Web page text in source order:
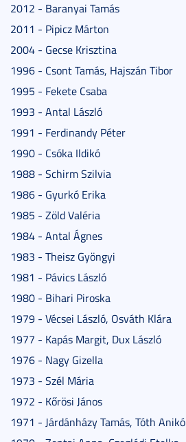
2012 - Baranyai Tamás
2011 - Pipicz Márton
2004 - Gecse Krisztina
1996 - Csont Tamás, Hajszán Tibor
1995 - Fekete Csaba
1993 - Antal László
1991 - Ferdinandy Péter
1990 - Csóka Ildikó
1988 - Schirm Szilvia
1986 - Gyurkó Erika
1985 - Zöld Valéria
1984 - Antal Ágnes
1983 - Theisz Gyöngyi
1981 - Pávics László
1980 - Bihari Piroska
1979 - Vécsei László, Osváth Klára
1977 - Kapás Margit, Dux László
1976 - Nagy Gizella
1973 - Szél Mária
1972 - Kőrösi János
1971 - Járdánházy Tamás, Tóth Anikó